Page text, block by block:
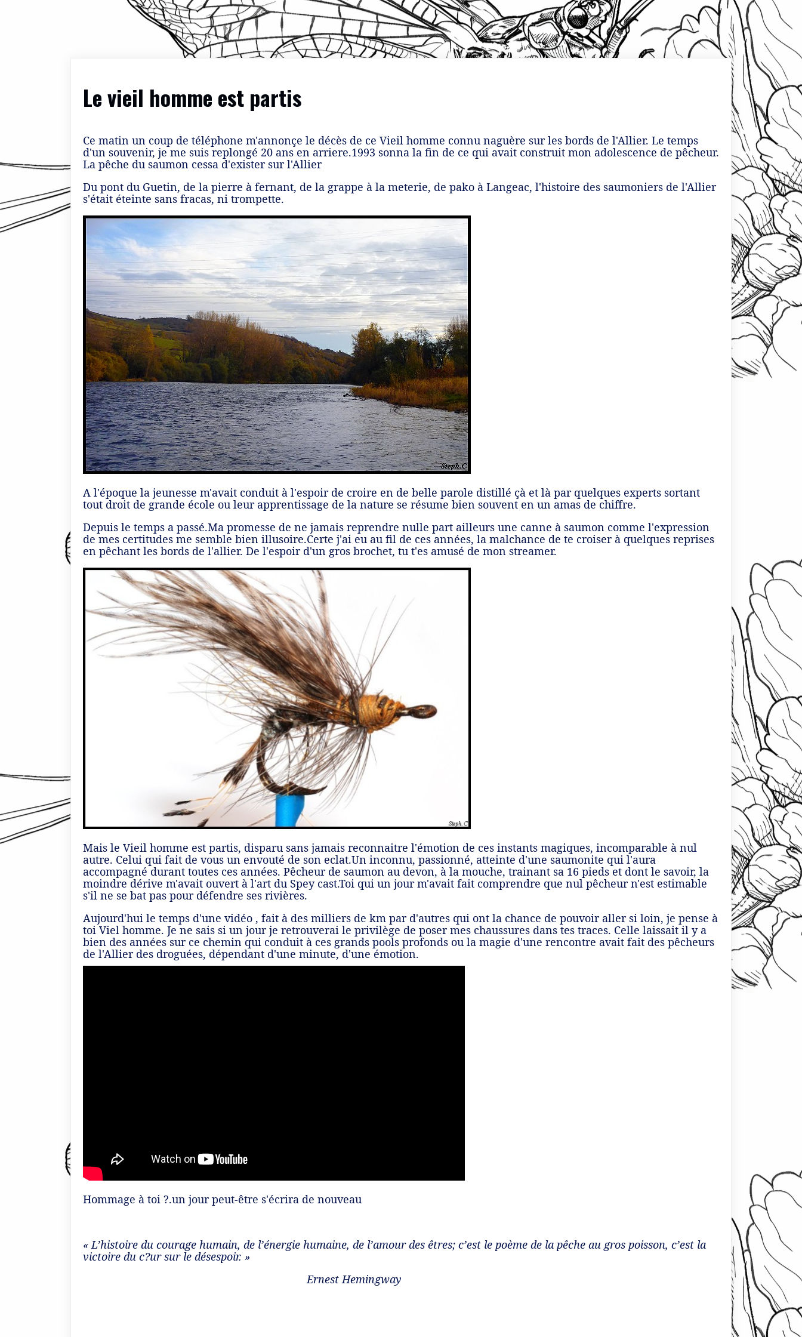
Le vieil homme est partis
Ce matin un coup de téléphone m'annonçe le décès de ce Vieil homme connu naguère sur les bords de l'Allier. Le temps
d'un souvenir, je me suis replongé 20 ans en arriere.1993 sonna la fin de ce qui avait construit mon adolescence de pêcheur.
La pêche du saumon cessa d'exister sur l'Allier
Du pont du Guetin, de la pierre à fernant, de la grappe à la meterie, de pako à Langeac, l'histoire des saumoniers de l'Allier
s'était éteinte sans fracas, ni trompette.
A l'époque la jeunesse m'avait conduit à l'espoir de croire en de belle parole distillé çà et là par quelques experts sortant
tout droit de grande école ou leur apprentissage de la nature se résume bien souvent en un amas de chiffre.
Depuis le temps a passé.Ma promesse de ne jamais reprendre nulle part ailleurs une canne à saumon comme l'expression
de mes certitudes me semble bien illusoire.Certe j'ai eu au fil de ces années, la malchance de te croiser à quelques reprises
en pêchant les bords de l'allier. De l'espoir d'un gros brochet, tu t'es amusé de mon streamer.
Mais le Vieil homme est partis, disparu sans jamais reconnaitre l'émotion de ces instants magiques, incomparable à nul
autre. Celui qui fait de vous un envouté de son eclat.Un inconnu, passionné, atteinte d'une saumonite qui l'aura
accompagné durant toutes ces années. Pêcheur de saumon au devon, à la mouche, trainant sa 16 pieds et dont le savoir, la
moindre dérive m'avait ouvert à l'art du Spey cast.Toi qui un jour m'avait fait comprendre que nul pêcheur n'est estimable
s'il ne se bat pas pour défendre ses rivières.
Aujourd'hui le temps d'une vidéo , fait à des milliers de km par d'autres qui ont la chance de pouvoir aller si loin, je pense à
toi Viel homme. Je ne sais si un jour je retrouverai le privilège de poser mes chaussures dans tes traces. Celle laissait il y a
bien des années sur ce chemin qui conduit à ces grands pools profonds ou la magie d'une rencontre avait fait des pêcheurs
de l'Allier des droguées, dépendant d'une minute, d'une émotion.
Hommage à toi ?.un jour peut-être s'écrira de nouveau
« L’histoire du courage humain, de l’énergie humaine, de l’amour des êtres; c’est le poème de la pêche au gros poisson, c’est la
victoire du c?ur sur le désespoir. »
Ernest Hemingway